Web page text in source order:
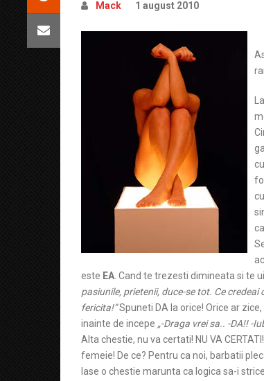
Mack 1 august 2010
este EA . Cand te trezesti dimineata si te
pasiunile, prietenii, duce-se tot. Ce
fericita!”Spuneti DA la orice! Orice ar
inainte de incepe „-Draga vrei sa.. -DA!! -
Alta chestie, nu va certati! NU VA
femeie! De ce? Pentru ca noi, barbatii
lase o chestie marunta ca logica sa-i